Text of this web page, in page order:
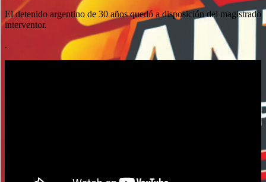
El detenido argentino de 30 años quedó a disposición del magistrado
interventor.
.